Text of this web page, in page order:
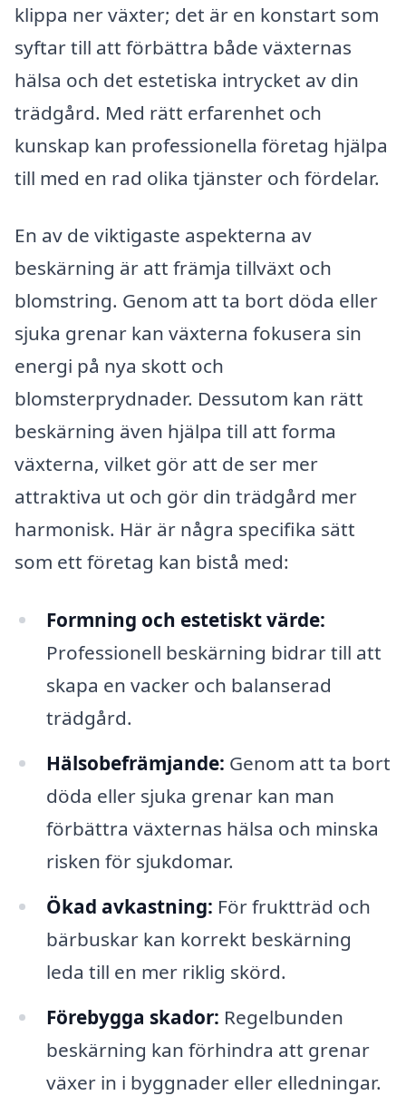
klippa ner växter; det är en konstart som
syftar till att förbättra både växternas
hälsa och det estetiska intrycket av din
trädgård. Med rätt erfarenhet och
kunskap kan professionella företag hjälpa
till med en rad olika tjänster och fördelar.
En av de viktigaste aspekterna av
beskärning är att främja tillväxt och
blomstring. Genom att ta bort döda eller
sjuka grenar kan växterna fokusera sin
energi på nya skott och
blomsterprydnader. Dessutom kan rätt
beskärning även hjälpa till att forma
växterna, vilket gör att de ser mer
attraktiva ut och gör din trädgård mer
harmonisk. Här är några specifika sätt
som ett företag kan bistå med:
Formning och estetiskt värde:
Professionell beskärning bidrar till att
skapa en vacker och balanserad
trädgård.
Hälsobefrämjande: Genom att ta bort
döda eller sjuka grenar kan man
förbättra växternas hälsa och minska
risken för sjukdomar.
Ökad avkastning: För fruktträd och
bärbuskar kan korrekt beskärning
leda till en mer riklig skörd.
Förebygga skador: Regelbunden
beskärning kan förhindra att grenar
växer in i byggnader eller elledningar.